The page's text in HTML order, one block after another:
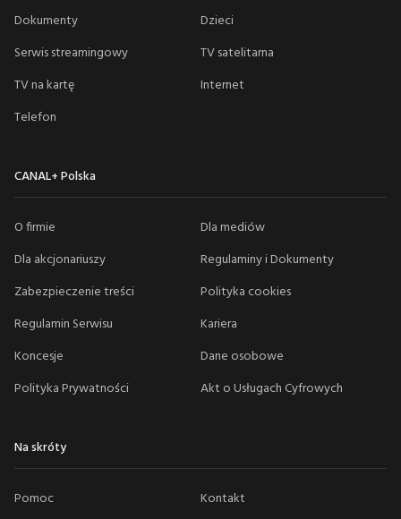
Dokumenty
Dzieci
Serwis streamingowy
TV satelitarna
TV na kartę
Internet
Telefon
CANAL+ Polska
O firmie
Dla mediów
Dla akcjonariuszy
Regulaminy i Dokumenty
Zabezpieczenie treści
Polityka cookies
Regulamin Serwisu
Kariera
Koncesje
Dane osobowe
Polityka Prywatności
Akt o Usługach Cyfrowych
Na skróty
Pomoc
Kontakt